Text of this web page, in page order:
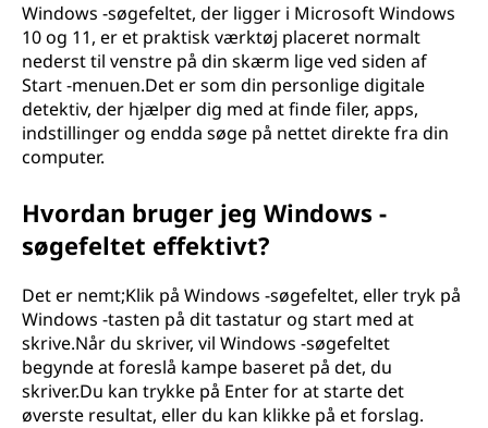
Windows -søgefeltet, der ligger i Microsoft Windows
10 og 11, er et praktisk værktøj placeret normalt
nederst til venstre på din skærm lige ved siden af
Start -menuen.Det er som din personlige digitale
detektiv, der hjælper dig med at finde filer, apps,
indstillinger og endda søge på nettet direkte fra din
computer.
Hvordan bruger jeg Windows -
søgefeltet effektivt?
Det er nemt;Klik på Windows -søgefeltet, eller tryk på
Windows -tasten på dit tastatur og start med at
skrive.Når du skriver, vil Windows -søgefeltet
begynde at foreslå kampe baseret på det, du
skriver.Du kan trykke på Enter for at starte det
øverste resultat, eller du kan klikke på et forslag.